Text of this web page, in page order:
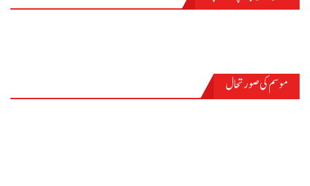
موسم کی صورتحال